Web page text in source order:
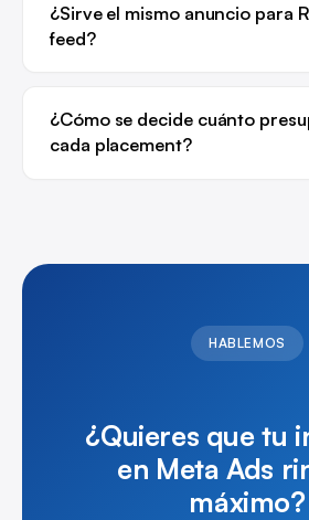
¿Sirve el mismo anuncio para
feed?
¿Cómo se decide cuánto
cada placement?
HABLEMOS
¿Quieres que tu
en Meta Ads
máximo?